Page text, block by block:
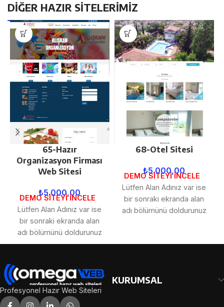
DİĞER HAZIR SİTELERİMİZ
65-Hazır
Organizasyon Firması
Web Sitesi
₺5.000,00
DEMO SİTEYİ İNCELE
Lütfen Alan Adınız var ise
bir sonraki ekranda alan
adı bölümünü doldurunuz
ve DNS kayıtlarını:
n2.omegawebtasarim.com
olarak düzenleyiniz. Lütfen
satın aldığınız sitenin kendi
hostinginize kurulmasını
68-Otel Sitesi
₺5.000,00
DEMO SİTEYİ İNCELE
Lütfen Alan Adınız var ise
bir sonraki ekranda alan
adı bölümünü doldurunuz
n2.omegawebtasarim.com
hostinginize kurulmasını
Profesyonel Hazır Web Siteleri
KURUMSAL